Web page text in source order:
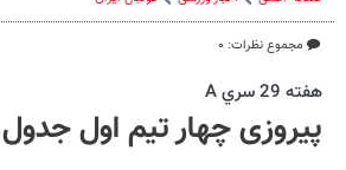
مجموع نظرات: ۰
هفته 29 سري A
پیروزی چهار تیم اول جدول